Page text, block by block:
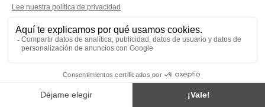
PARA VUESTRA SALUD COMER AL MENOS 5 PIEZAS DE FRUTA Y LEGUMBRES AL DIA.
sano y no ser utilizados como sustitutos de un cuadro de vida sano y equilibrado. Solo
para adultos. Consulta atentamente el etiquetado de los productos antes de su uso.